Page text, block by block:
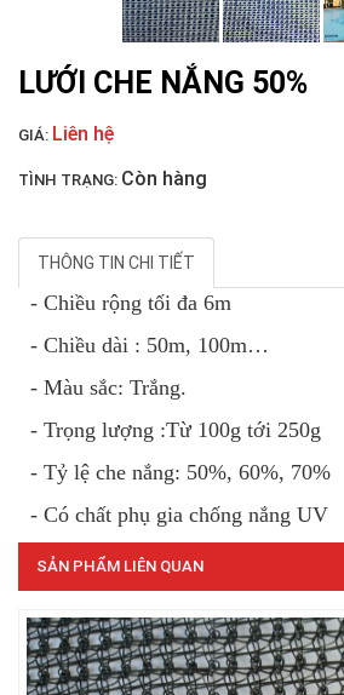
LƯỚI CHẮN GIÓ
LƯỚI PHƠI NÔNG SẢN
LƯỚI CHE NẮNG 50%
GIÁ: Liên hệ
TÌNH TRẠNG: Còn hàng
THÔNG TIN CHI TIẾT
- Chiều rộng tối đa 6m
- Chiều dài : 50m, 100m…
- Màu sắc: Trắng.
- Trọng lượng :Từ 100g tới 250g
- Tỷ lệ che nắng: 50%, 60%, 70%
- Có chất phụ gia chống nắng UV
SẢN PHẨM LIÊN QUAN